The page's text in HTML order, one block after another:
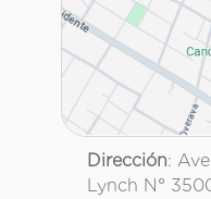
Dirección:
Lynch N°